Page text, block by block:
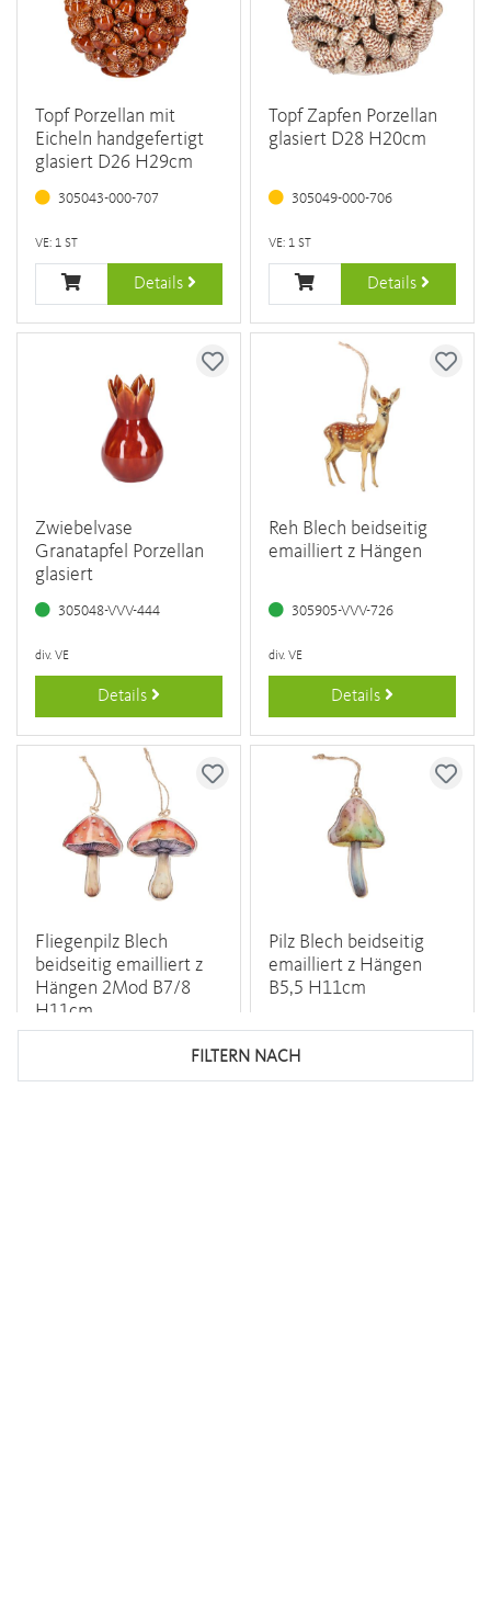
FILTERN NACH
Topf Porzellan mit
Eicheln handgefertigt
glasiert D26 H29cm
305043-000-707
VE: 1 ST
Details
Topf Zapfen Porzellan
glasiert D28 H20cm
305049-000-706
VE: 1 ST
Details
Zwiebelvase
Granatapfel Porzellan
glasiert
305048-VVV-444
div. VE
Details
Reh Blech beidseitig
emailliert z Hängen
305905-VVV-726
div. VE
Details
Fliegenpilz Blech
beidseitig emailliert z
Hängen 2Mod B7/8
H11cm
Pilz Blech beidseitig
emailliert z Hängen
B5,5 H11cm
305900-000-740